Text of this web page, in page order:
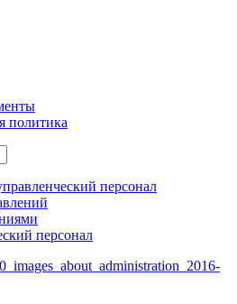
политика
персонал
персонал